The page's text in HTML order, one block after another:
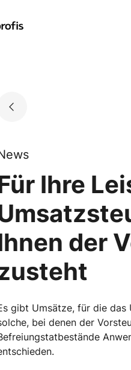
Ihre
der
gibt Umsätze, für die das
bei denen der